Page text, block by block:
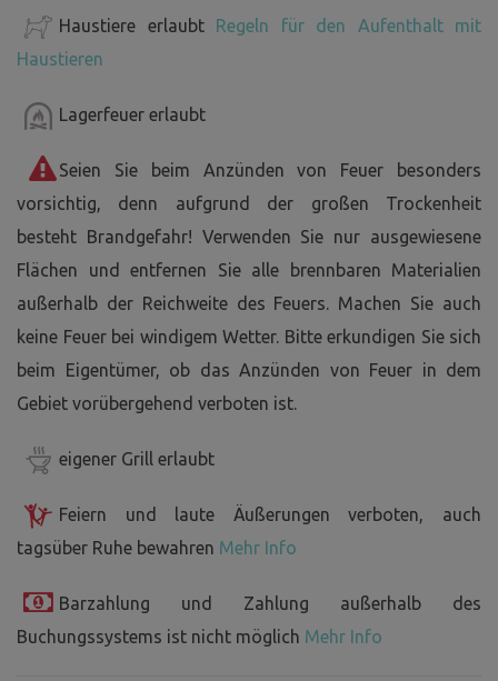
Haustiere erlaubt Regeln für den Aufenthalt mit
Haustieren
Lagerfeuer erlaubt
Seien Sie beim Anzünden von Feuer besonders
vorsichtig, denn aufgrund der großen Trockenheit
besteht Brandgefahr! Verwenden Sie nur ausgewiesene
Flächen und entfernen Sie alle brennbaren Materialien
außerhalb der Reichweite des Feuers. Machen Sie auch
keine Feuer bei windigem Wetter. Bitte erkundigen Sie sich
beim Eigentümer, ob das Anzünden von Feuer in dem
Gebiet vorübergehend verboten ist.
eigener Grill erlaubt
Feiern und laute Äußerungen verboten, auch
tagsüber Ruhe bewahren Mehr Info
Barzahlung und Zahlung außerhalb des
Buchungssystems ist nicht möglich Mehr Info